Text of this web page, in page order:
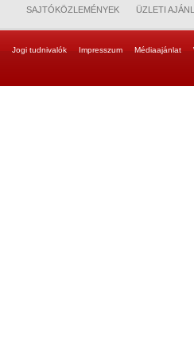
SAJTÓKÖZLEMÉNYEK ÜZLETI
Jogi tudnivalók Impresszum Médiaajánlat